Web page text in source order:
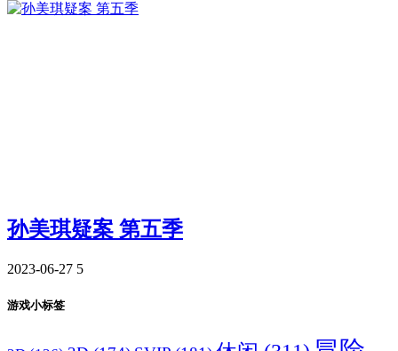
孙美琪疑案 第五季
2023-06-27 5
游戏小标签